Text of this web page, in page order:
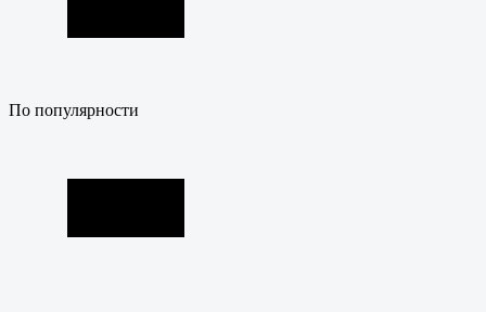
По популярности